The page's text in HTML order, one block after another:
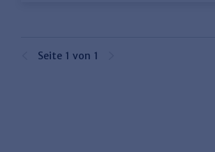
Seite 1 von 1